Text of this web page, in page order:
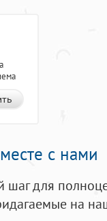
с нами
шаг для
на